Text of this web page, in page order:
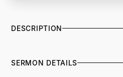
DESCRIPTION
SERMON DETAILS